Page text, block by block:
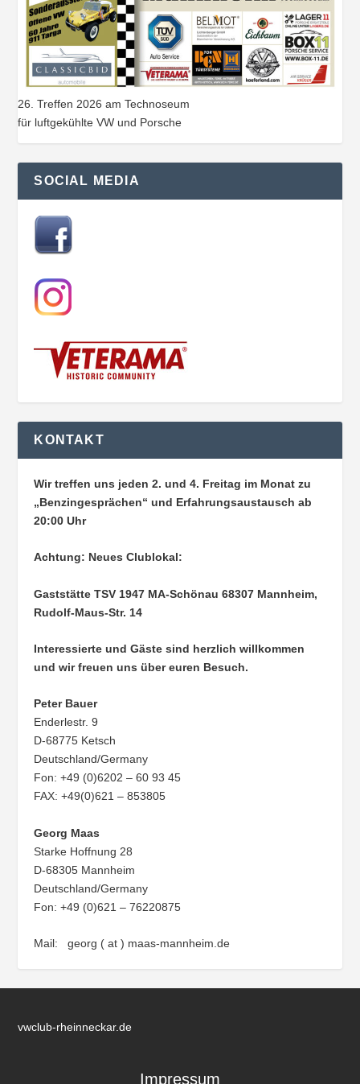
26. Treffen 2026 am Technoseum
für luftgekühlte VW und Porsche
SOCIAL MEDIA
KONTAKT
Wir treffen uns jeden 2. und 4. Freitag im Monat zu
„Benzingesprächen“ und Erfahrungsaustausch ab
20:00 Uhr
Achtung: Neues Clublokal:
Gaststätte TSV 1947 MA-Schönau68307 Mannheim,
Rudolf-Maus-Str. 14
Interessierte und Gäste sind herzlich willkommen
und wir freuen uns über euren Besuch.
Peter Bauer
Enderlestr. 9
D-68775 Ketsch
Deutschland/Germany
Fon: +49 (0)6202 – 60 93 45
FAX: +49(0)621 – 853805
Georg Maas
Starke Hoffnung 28
D-68305 Mannheim
Deutschland/Germany
Fon: +49 (0)621 – 76220875
Mail: georg ( at ) maas-mannheim.de
vwclub-rheinneckar.de
Impressum